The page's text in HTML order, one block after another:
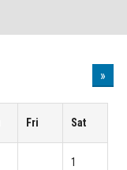
»
Fri Sat
1